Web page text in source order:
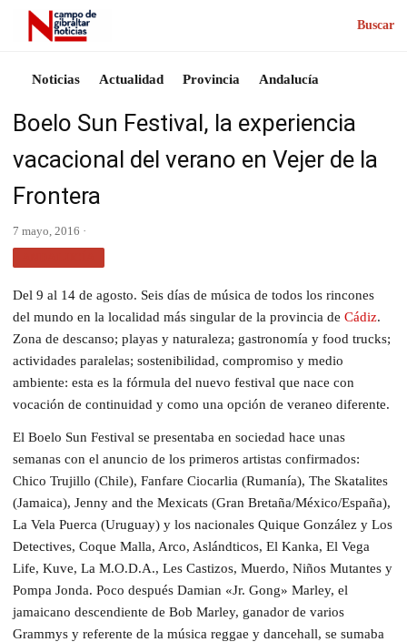
Buscar
Noticias Actualidad Provincia Andalucía
Boelo Sun Festival, la experiencia
vacacional del verano en Vejer de la
Frontera
7 mayo, 2016 ·
Del 9 al 14 de agosto. Seis días de música de todos los rincones
del mundo en la localidad más singular de la provincia de Cádiz.
Zona de descanso; playas y naturaleza; gastronomía y food trucks;
actividades paralelas; sostenibilidad, compromiso y medio
ambiente: esta es la fórmula del nuevo festival que nace con
vocación de continuidad y como una opción de veraneo diferente.
El Boelo Sun Festival se presentaba en sociedad hace unas
semanas con el anuncio de los primeros artistas confirmados:
Chico Trujillo (Chile), Fanfare Ciocarlia (Rumanía), The Skatalites
(Jamaica), Jenny and the Mexicats (Gran Bretaña/México/España),
La Vela Puerca (Uruguay) y los nacionales Quique González y Los
Detectives, Coque Malla, Arco, Aslándticos, El Kanka, El Vega
Life, Kuve, La M.O.D.A., Les Castizos, Muerdo, Niños Mutantes y
Pompa Jonda. Poco después Damian «Jr. Gong» Marley, el
jamaicano descendiente de Bob Marley, ganador de varios
Grammys y referente de la música reggae y dancehall, se sumaba